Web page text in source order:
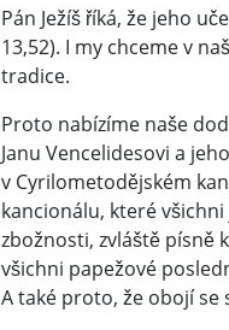
Pán Ježíš říká, že jeho
13,52). I my chceme v
tradice.
Proto nabízíme naše
Janu Vencelidesovi a
v Cyrilometodějském
kancionálu, které
zbožnosti, zvláště písně
všichni papežové
A také proto, že obojí